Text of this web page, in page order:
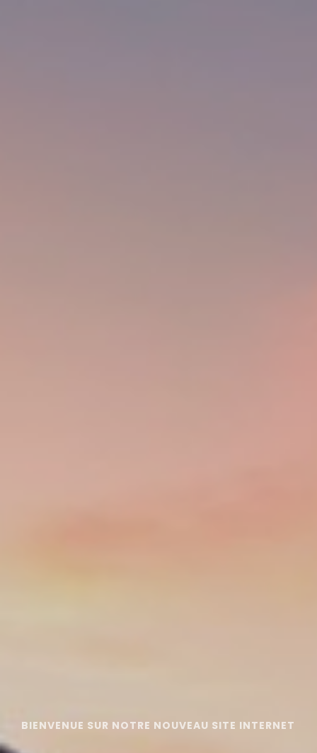
BIENVENUE SUR NOTRE NOUVEAU SITE INTERNET